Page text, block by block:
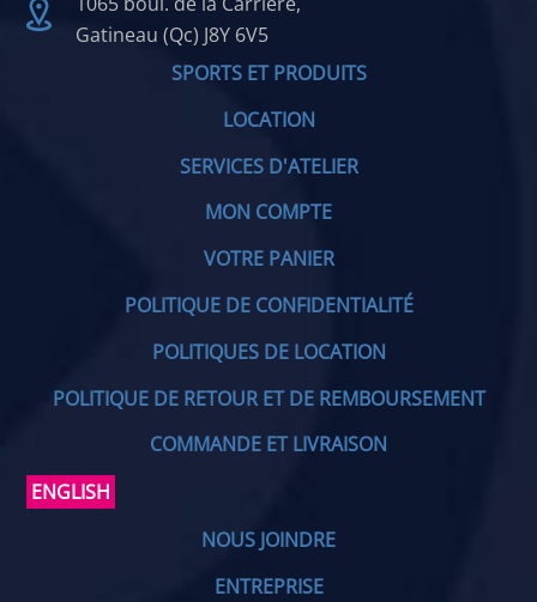
Gatineau (Qc) J8Y 6V5
SPORTS ET PRODUITS
LOCATION
SERVICES D'ATELIER
MON COMPTE
VOTRE PANIER
POLITIQUE DE CONFIDENTIALITÉ
POLITIQUES DE LOCATION
POLITIQUE DE RETOUR ET DE REMBOURSEMENT
COMMANDE ET LIVRAISON
ENGLISH
NOUS JOINDRE
ENTREPRISE